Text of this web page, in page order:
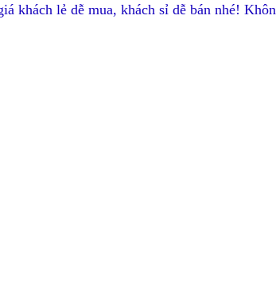
khách lẻ dễ mua, khách sỉ dễ bán nhé!